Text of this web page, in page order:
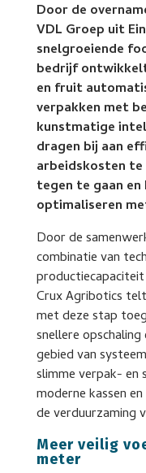
Door de
VDL Groep uit
snelgroeiende
bedrijf
en fruit
verpakken met
kunstmatige
dragen bij aan
arbeidskosten
tegen te gaan
optimaliseren
Door de
combinatie van
Crux Agribotics
met deze stap
snellere
gebied van
slimme verpak- en
moderne kassen
de verduurzaming
Meer veilig
meter